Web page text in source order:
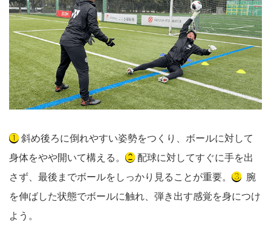
❶ 斜め後ろに倒れやすい姿勢をつくり、ボールに対して
身体をやや開いて構える。 ❷ 配球に対してすぐに手を出
さず、最後までボールをしっかり見ることが重要。 ❸ 腕
を伸ばした状態でボールに触れ、弾き出す感覚を身につけ
よう。